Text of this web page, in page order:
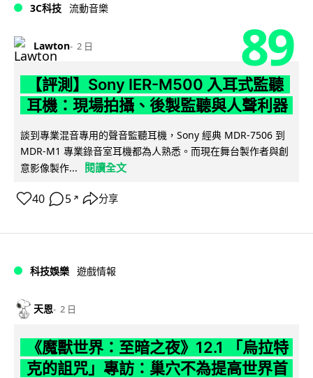
3C科技 流動音樂
Lawton 2 日 89
【評測】Sony IER-M500 入耳式監聽
耳機：現場拍攝、後製監聽與人聲利器
談到專業混音專用的聲音監聽耳機，Sony 經典 MDR-7506 到
MDR-M1 專業錄音室耳機都為人熟悉。而現在舞台製作者與創
意影像製作...
閱讀全文
40 5 ↗ 分享
科技娛樂 遊戲情報
天恩 2 日
《魔獸世界：至暗之夜》12.1 「烏拉特
克的詛咒」專訪：巢穴不為提高世界首